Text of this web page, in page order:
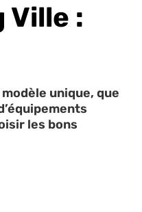
Ville :
unique, que
les bons